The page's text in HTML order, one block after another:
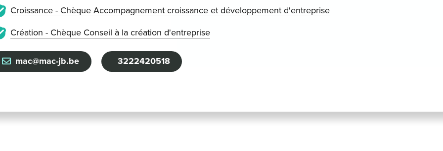
Croissance - Chèque Accompagnement croissance et développement d'entreprise
Création - Chèque Conseil à la création d'entreprise
mac@mac-jb.be 3222420518